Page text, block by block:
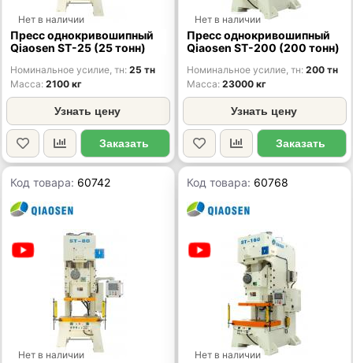
Нет в наличии
Пресс однокривошипный
Qiaosen ST-25 (25 тонн)
Номинальное усилие, тн 25 тн
Масса 2100 кг
Узнать цену
Заказать
Нет в наличии
Пресс однокривошипный
Qiaosen ST-200 (200 тонн)
Номинальное усилие, тн 200 тн
Масса 23000 кг
Узнать цену
Заказать
Код товара: 60742
Нет в наличии
Код товара: 60768
Нет в наличии